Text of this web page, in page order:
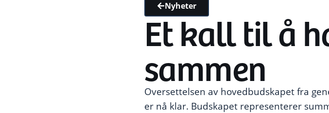
Nyheter
Et kall til å
sammen
Oversettelsen av hovedbudskapet fra
er nå klar. Budskapet representerer